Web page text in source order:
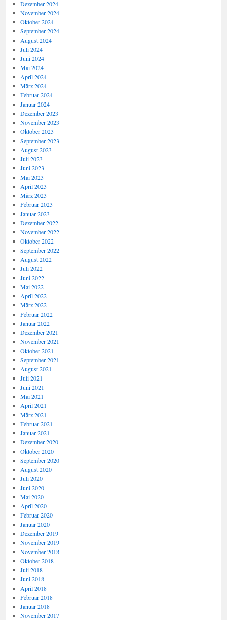
Dezember 2024
November 2024
Oktober 2024
September 2024
August 2024
Juli 2024
Juni 2024
Mai 2024
April 2024
März 2024
Februar 2024
Januar 2024
Dezember 2023
November 2023
Oktober 2023
September 2023
August 2023
Juli 2023
Juni 2023
Mai 2023
April 2023
März 2023
Februar 2023
Januar 2023
Dezember 2022
November 2022
Oktober 2022
September 2022
August 2022
Juli 2022
Juni 2022
Mai 2022
April 2022
März 2022
Februar 2022
Januar 2022
Dezember 2021
November 2021
Oktober 2021
September 2021
August 2021
Juli 2021
Juni 2021
Mai 2021
April 2021
März 2021
Februar 2021
Januar 2021
Dezember 2020
Oktober 2020
September 2020
August 2020
Juli 2020
Juni 2020
Mai 2020
April 2020
Februar 2020
Januar 2020
Dezember 2019
November 2019
November 2018
Oktober 2018
Juli 2018
Juni 2018
April 2018
Februar 2018
Januar 2018
November 2017